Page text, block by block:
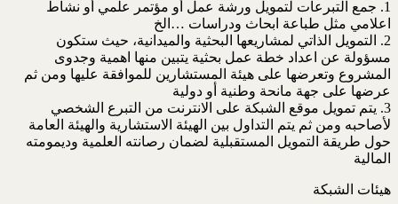
1. جمع التبرعات لتمويل ورشة عمل أو مؤتمر علمي أو نشاط
اعلامي مثل طباعة ابحاث ودراسات …الخ
2. التمويل الذاتي لمشاريعها البحثية والميدانية، حيث ستكون
مسؤولة عن اعداد خطة عمل بحثية يتبين منها اهمية وجدوى
المشروع وتعرضها على هيئة المستشارين للموافقة عليها ومن ثم
عرضها على جهة مانحة وطنية أو دولية
3. يتم تمويل موقع الشبكة على الانترنت من التبرع الشخصي
لأصاحبه ومن ثم يتم التداول بين الهيئة الاستشارية والهيئة العامة
حول طريقة التمويل المستقبلية لضمان رصانته العلمية وديمومته
المالية
هيئات الشبكة